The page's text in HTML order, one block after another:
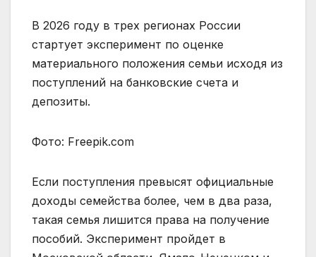
В 2026 году в трех регионах России
стартует эксперимент по оценке
материального положения семьи исходя из
поступлений на банковские счета и
депозиты.
Фото: Freepik.com
Если поступления превысят официальные
доходы семейства более, чем в два раза,
такая семья лишится права на получение
пособий. Эксперимент пройдет в